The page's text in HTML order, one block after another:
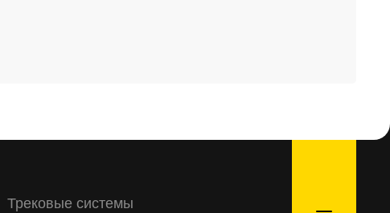
Трековые системы